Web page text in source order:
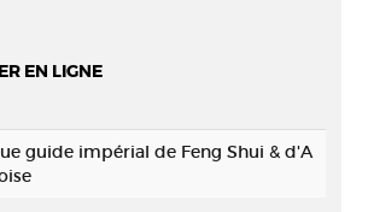
EN LIGNE
guide impérial de Feng Shui & d'A